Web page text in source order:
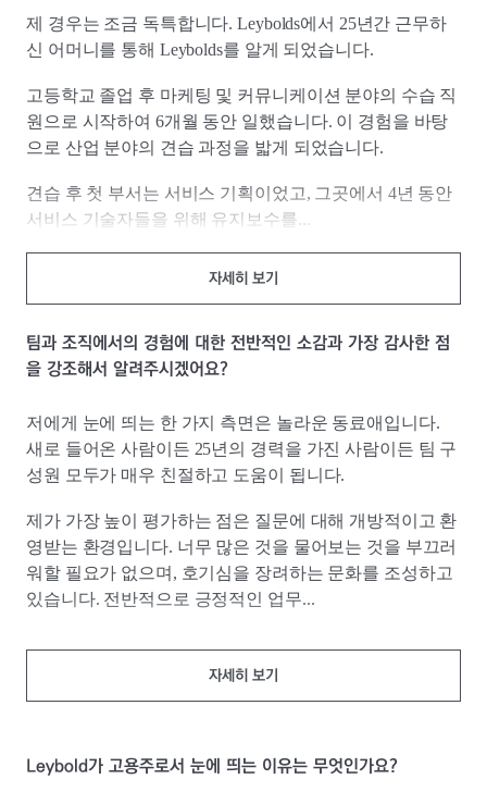
제 경우는 조금 독특합니다. Leybolds에서 25년간 근무하
신 어머니를 통해 Leybolds를 알게 되었습니다.
고등학교 졸업 후 마케팅 및 커뮤니케이션 분야의 수습 직
원으로 시작하여 6개월 동안 일했습니다. 이 경험을 바탕
으로 산업 분야의 견습 과정을 밟게 되었습니다.
견습 후 첫 부서는 서비스 기획이었고, 그곳에서 4년 동안
서비스 기술자들을 위해 유지보수를...
자세히 보기
팀과 조직에서의 경험에 대한 전반적인 소감과 가장 감사한 점
을 강조해서 알려주시겠어요?
저에게 눈에 띄는 한 가지 측면은 놀라운 동료애입니다.
새로 들어온 사람이든 25년의 경력을 가진 사람이든 팀 구
성원 모두가 매우 친절하고 도움이 됩니다.
제가 가장 높이 평가하는 점은 질문에 대해 개방적이고 환
영받는 환경입니다. 너무 많은 것을 물어보는 것을 부끄러
워할 필요가 없으며, 호기심을 장려하는 문화를 조성하고
있습니다. 전반적으로 긍정적인 업무...
자세히 보기
Leybold가 고용주로서 눈에 띄는 이유는 무엇인가요?